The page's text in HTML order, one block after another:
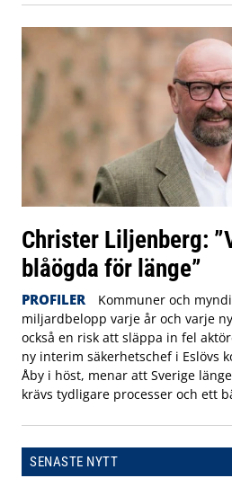
Christer Liljenberg:
blåögda för länge”
PROFILER
Kommuner och
miljardbelopp varje år och varje
också en risk att släppa in fel
ny interim säkerhetschef i Eslövs
Åby i höst, menar att Sverige
krävs tydligare processer och ett
SENASTE NYTT